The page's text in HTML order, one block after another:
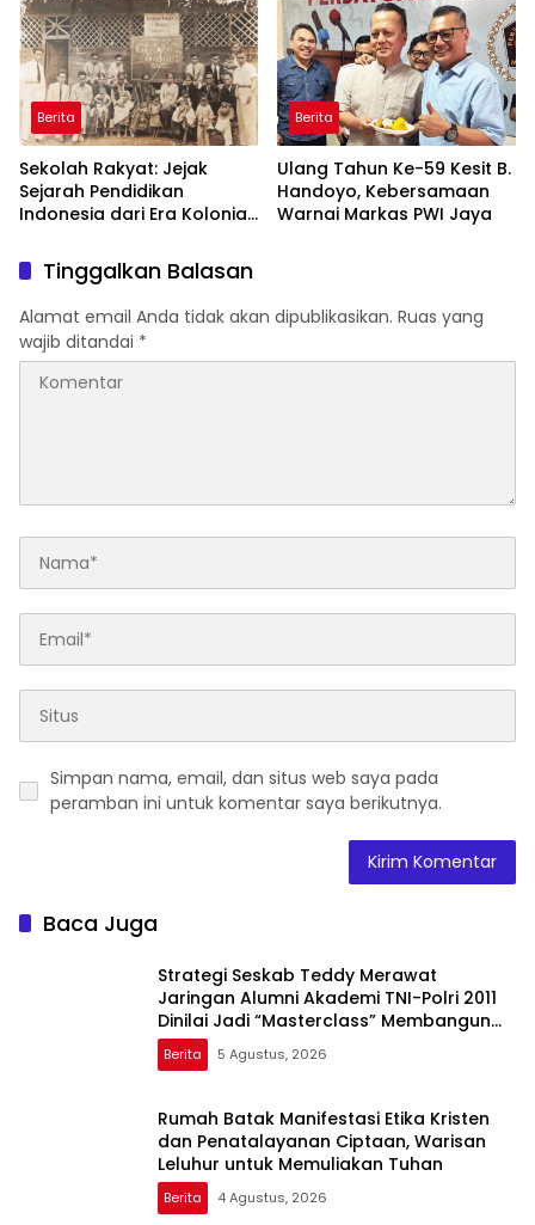
Toba
Berita
Sekolah Rakyat: Jejak
Sejarah Pendidikan
Indonesia dari Era Kolonial
Pemerintahan Prabowo
Berita
Ulang Tahun Ke-59 Kesit B.
Handoyo, Kebersamaan
Warnai Markas PWI Jaya
Tinggalkan Balasan
Alamat email Anda tidak akan dipublikasikan. Ruas yang
wajib ditandai *
Simpan nama, email, dan situs web saya pada
peramban ini untuk komentar saya berikutnya.
Baca Juga
Strategi Seskab Teddy Merawat
Jaringan Alumni Akademi TNI-Polri 2011
Dinilai Jadi “Masterclass” Membangun
Loyalitas
Berita 5 Agustus, 2026
Rumah Batak Manifestasi Etika Kristen
dan Penatalayanan Ciptaan, Warisan
Leluhur untuk Memuliakan Tuhan
Berita 4 Agustus, 2026